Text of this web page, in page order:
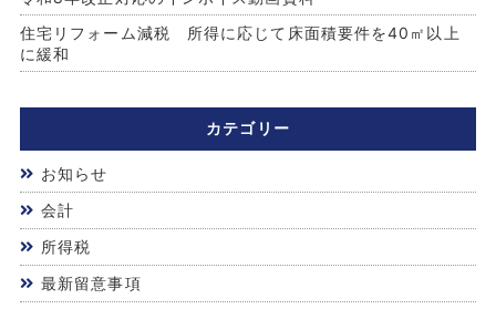
住宅リフォーム減税 所得に応じて床面積要件を40㎡以上
に緩和
カテゴリー
お知らせ
会計
所得税
最新留意事項